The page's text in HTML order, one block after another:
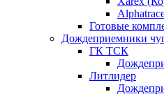
Готовые
Дождеприемники
ГК ТСК
Литлидер